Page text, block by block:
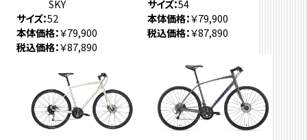
SKY
サイズ 52
本体価格 ￥79,900
税込価格 ￥87,890
サイズ 54
本体価格 ￥79,900
税込価格 ￥87,890